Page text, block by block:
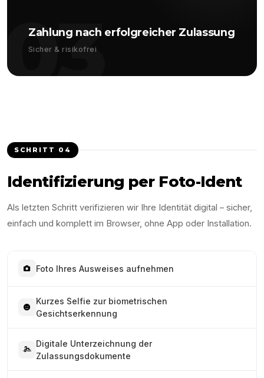
03
Zahlung nach erfolgreicher Zulassung
Sicher & risikofrei
SCHRITT 04
Identifizierung per Foto-Ident
Als letzten Schritt verifizieren wir Ihre Identität digital – sicher,
einfach und komplett im Browser, ohne App oder Installation.
Foto Ihres Ausweises aufnehmen
Kurzes Selfie zur biometrischen
Gesichtserkennung
Digitale Unterzeichnung der
Zulassungsdokumente